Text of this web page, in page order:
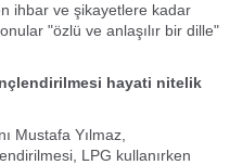
ihbar ve şikayetlere kadar
"özlü ve anlaşılır bir dille"
hayati nitelik
Mustafa Yılmaz,
LPG kullanırken